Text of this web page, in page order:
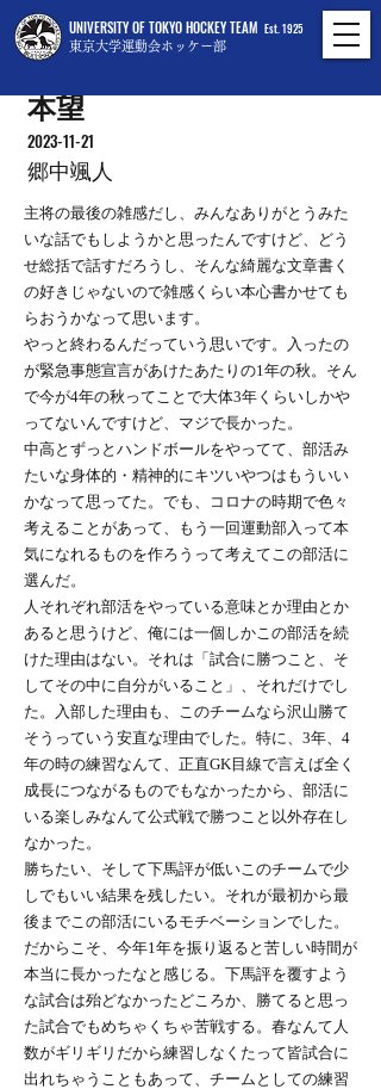
UNIVERSITY OF TOKYO HOCKEY TEAM
東京大学運動会ホッケー部
Est. 1925
本望
2023-11-21
郷中颯人
主将の最後の雑感だし、みんなありがとうみた
いな話でもしようかと思ったんですけど、どう
せ総括で話すだろうし、そんな綺麗な文章書く
の好きじゃないので雑感くらい本心書かせても
らおうかなって思います。
やっと終わるんだっていう思いです。入ったの
が緊急事態宣言があけたあたりの1年の秋。そん
で今が4年の秋ってことで大体3年くらいしかや
ってないんですけど、マジで長かった。
中高とずっとハンドボールをやってて、部活み
たいな身体的・精神的にキツいやつはもういい
かなって思ってた。でも、コロナの時期で色々
考えることがあって、もう一回運動部入って本
気になれるものを作ろうって考えてこの部活に
選んだ。
人それぞれ部活をやっている意味とか理由とか
あると思うけど、俺には一個しかこの部活を続
けた理由はない。それは「試合に勝つこと、そ
してその中に自分がいること」、それだけでし
た。入部した理由も、このチームなら沢山勝て
そうっていう安直な理由でした。特に、3年、4
年の時の練習なんて、正直GK目線で言えば全く
成長につながるものでもなかったから、部活に
いる楽しみなんて公式戦で勝つこと以外存在し
なかった。
勝ちたい、そして下馬評が低いこのチームで少
しでもいい結果を残したい。それが最初から最
後までこの部活にいるモチベーションでした。
だからこそ、今年1年を振り返ると苦しい時間が
本当に長かったなと感じる。下馬評を覆すよう
な試合は殆どなかったどころか、勝てると思っ
た試合でもめちゃくちゃ苦戦する。春なんて人
数がギリギリだから練習しなくたって皆試合に
出れちゃうこともあって、チームとしての練習